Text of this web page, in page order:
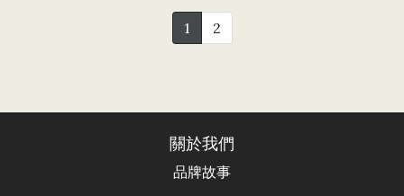
1 2
關於我們
品牌故事